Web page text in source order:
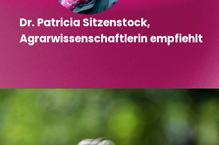
Dr. Patricia Sitzenstock,
Agrarwissenschaftlerin empfiehlt